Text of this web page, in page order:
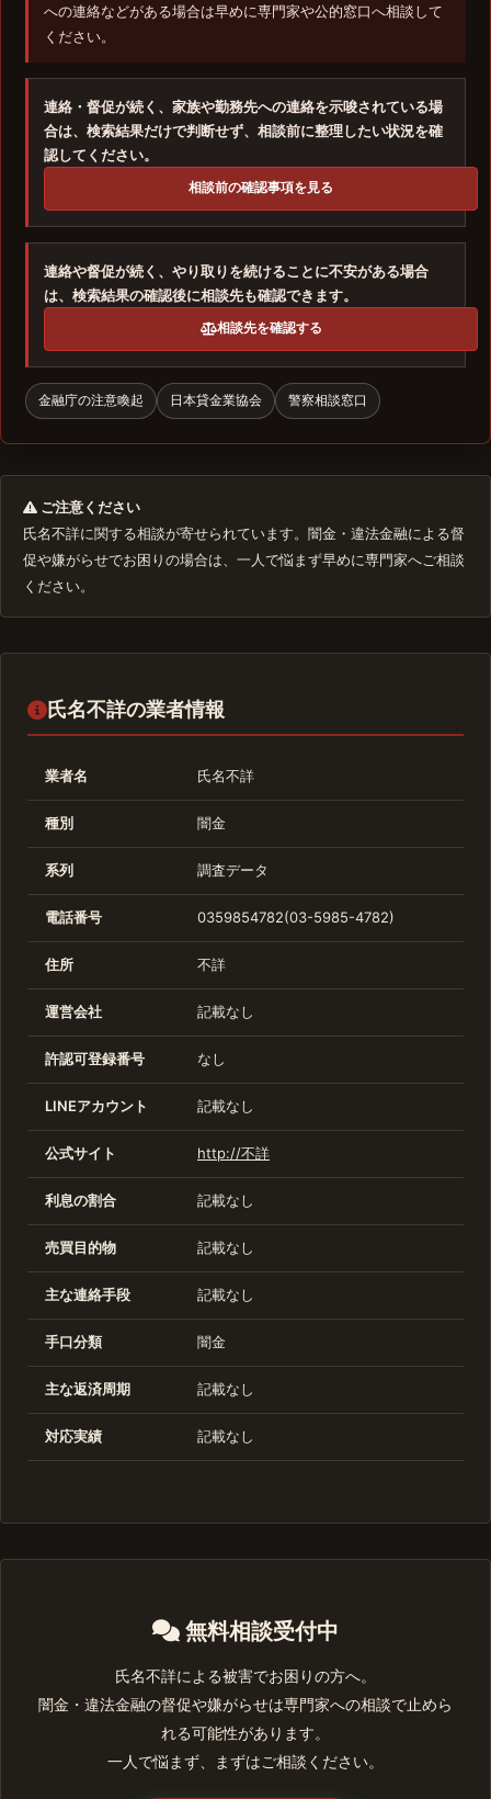
への連絡などがある場合は早めに専門家や公的窓口へ相談して
ください。
連絡・督促が続く、家族や勤務先への連絡を示唆されている場
合は、検索結果だけで判断せず、相談前に整理したい状況を確
認してください。
相談前の確認事項を見る
連絡や督促が続く、やり取りを続けることに不安がある場合
は、検索結果の確認後に相談先も確認できます。
相談先を確認する
金融庁の注意喚起 日本貸金業協会 警察相談窓口
ご注意ください
氏名不詳に関する相談が寄せられています。闇金・違法金融による督
促や嫌がらせでお困りの場合は、一人で悩まず早めに専門家へご相談
ください。
氏名不詳の業者情報
業者名 氏名不詳
種別 闇金
系列 調査データ
電話番号 0359854782(03-5985-4782)
住所 不詳
運営会社 記載なし
許認可登録番号 なし
LINEアカウント 記載なし
公式サイト http://不詳
利息の割合 記載なし
売買目的物 記載なし
主な連絡手段 記載なし
手口分類 闇金
主な返済周期 記載なし
対応実績 記載なし
無料相談受付中
氏名不詳による被害でお困りの方へ。
闇金・違法金融の督促や嫌がらせは専門家への相談で止めら
れる可能性があります。
一人で悩まず、まずはご相談ください。